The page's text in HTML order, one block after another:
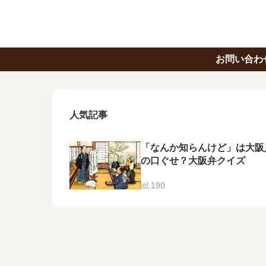
お問い合わ
人気記事
「なんか知らんけど」は大
の口ぐせ？大阪弁クイズ
190